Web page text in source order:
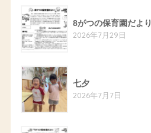
8がつの保育園だより
2026年7月29日
七夕
2026年7月7日